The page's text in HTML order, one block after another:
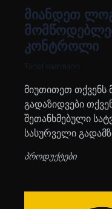
მიანდეთ
კონტროლი
Tanel Vaarmann
მიუთითეთ თქვენს
გადაზიდვები
შეთანხმებული
სასურველი
პროდუქტები